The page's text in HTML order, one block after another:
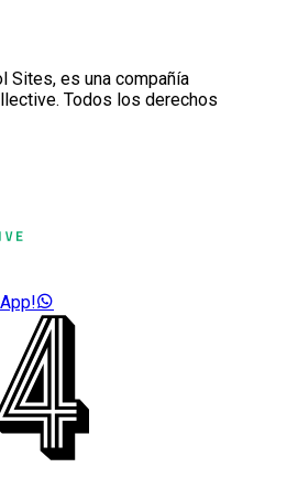
Sites, es una compañía
Todos los derechos